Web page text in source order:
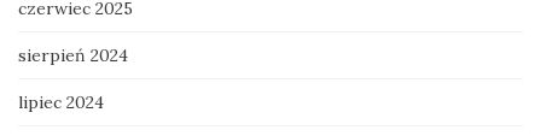
czerwiec 2025
sierpień 2024
lipiec 2024